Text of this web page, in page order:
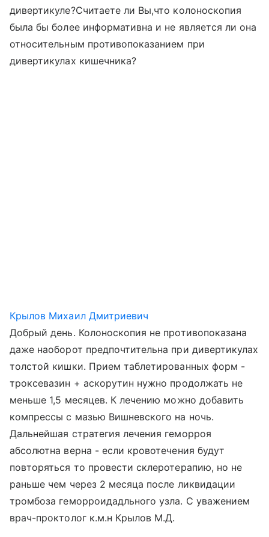
дивертикуле?Считаете ли Вы,что колоноскопия
была бы более информативна и не является ли она
относительным противопоказанием при
дивертикулах кишечника?
Крылов Михаил Дмитриевич
Добрый день. Колоноскопия не противопоказана
даже наоборот предпочтительна при дивертикулах
толстой кишки. Прием таблетированных форм -
троксевазин + аскорутин нужно продолжать не
меньше 1,5 месяцев. К лечению можно добавить
компрессы с мазью Вишневского на ночь.
Дальнейшая стратегия лечения геморроя
абсолютна верна - если кровотечения будут
повторяться то провести склеротерапию, но не
раньше чем через 2 месяца после ликвидации
тромбоза геморроидадльного узла. С уважением
врач-проктолог к.м.н Крылов М.Д.